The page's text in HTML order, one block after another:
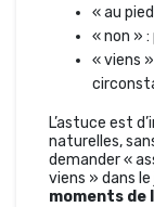
« au
« non »
« viens
L’astuce est
naturelles,
demander «
viens » dans le
moments de